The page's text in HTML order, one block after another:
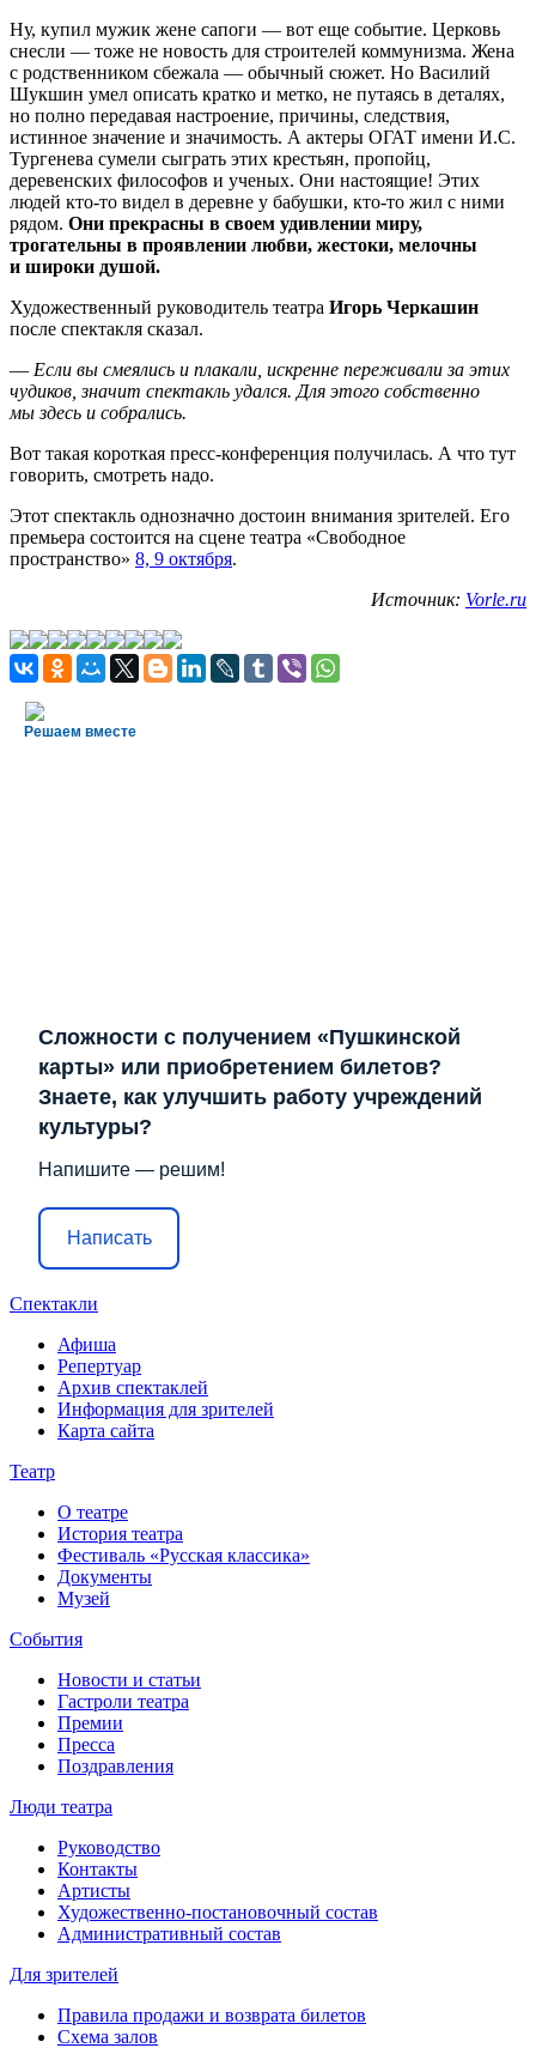
Ну, купил мужик жене сапоги — вот еще событие. Церковь
снесли — тоже не новость для строителей коммунизма. Жена
с родственником сбежала — обычный сюжет. Но Василий
Шукшин умел описать кратко и метко, не путаясь в деталях,
но полно передавая настроение, причины, следствия,
истинное значение и значимость. А актеры ОГАТ имени И.С.
Тургенева сумели сыграть этих крестьян, пропойц,
деревенских философов и ученых. Они настоящие! Этих
людей кто-то видел в деревне у бабушки, кто-то жил с ними
рядом. Они прекрасны в своем удивлении миру,
трогательны в проявлении любви, жестоки, мелочны
и широки душой.
Художественный руководитель театра Игорь Черкашин
после спектакля сказал.
— Если вы смеялись и плакали, искренне переживали за этих
чудиков, значит спектакль удался. Для этого собственно
мы здесь и собрались.
Вот такая короткая пресс-конференция получилась. А что тут
говорить, смотреть надо.
Этот спектакль однозначно достоин внимания зрителей. Его
премьера состоится на сцене театра «Свободное
пространство» 8, 9 октября.
Источник: Vorle.ru
Решаем вместе
Сложности с получением «Пушкинской
карты» или приобретением билетов?
Знаете, как улучшить работу учреждений
культуры?
Напишите — решим!
Написать
Спектакли
Афиша
Репертуар
Архив спектаклей
Информация для зрителей
Карта сайта
Театр
О театре
История театра
Фестиваль «Русская классика»
Документы
Музей
События
Новости и статьи
Гастроли театра
Премии
Пресса
Поздравления
Люди театра
Руководство
Контакты
Артисты
Художественно-постановочный состав
Административный состав
Для зрителей
Правила продажи и возврата билетов
Схема залов